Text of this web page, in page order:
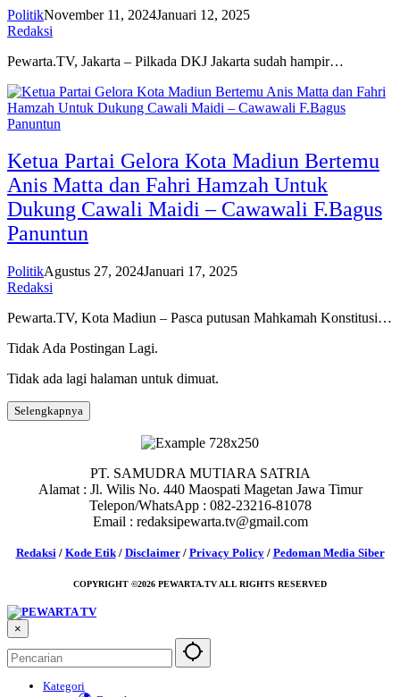
PolitikNovember 11, 2024Januari 12, 2025
Redaksi
Pewarta.TV, Jakarta – Pilkada DKJ Jakarta sudah hampir…
Ketua Partai Gelora Kota Madiun Bertemu
Anis Matta dan Fahri Hamzah Untuk
Dukung Cawali Maidi – Cawawali F.Bagus
Panuntun
PolitikAgustus 27, 2024Januari 17, 2025
Redaksi
Pewarta.TV, Kota Madiun – Pasca putusan Mahkamah Konstitusi…
Tidak Ada Postingan Lagi.
Tidak ada lagi halaman untuk dimuat.
Selengkapnya
PT. SAMUDRA MUTIARA SATRIA
Alamat : Jl. Wilis No. 440 Maospati Magetan Jawa Timur
Telepon/WhatsApp : 082-23216-81078
Email : redaksipewarta.tv@gmail.com
Redaksi/ Kode Etik/ Disclaimer/ Privacy Policy/ Pedoman Media Siber
COPYRIGHT ©2026 PEWARTA.TV ALL RIGHTS RESERVED
×
Kategori